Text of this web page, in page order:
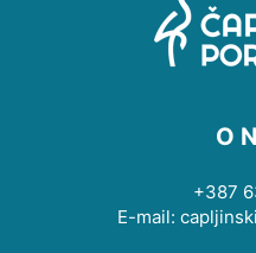
O
+387
E-mail: